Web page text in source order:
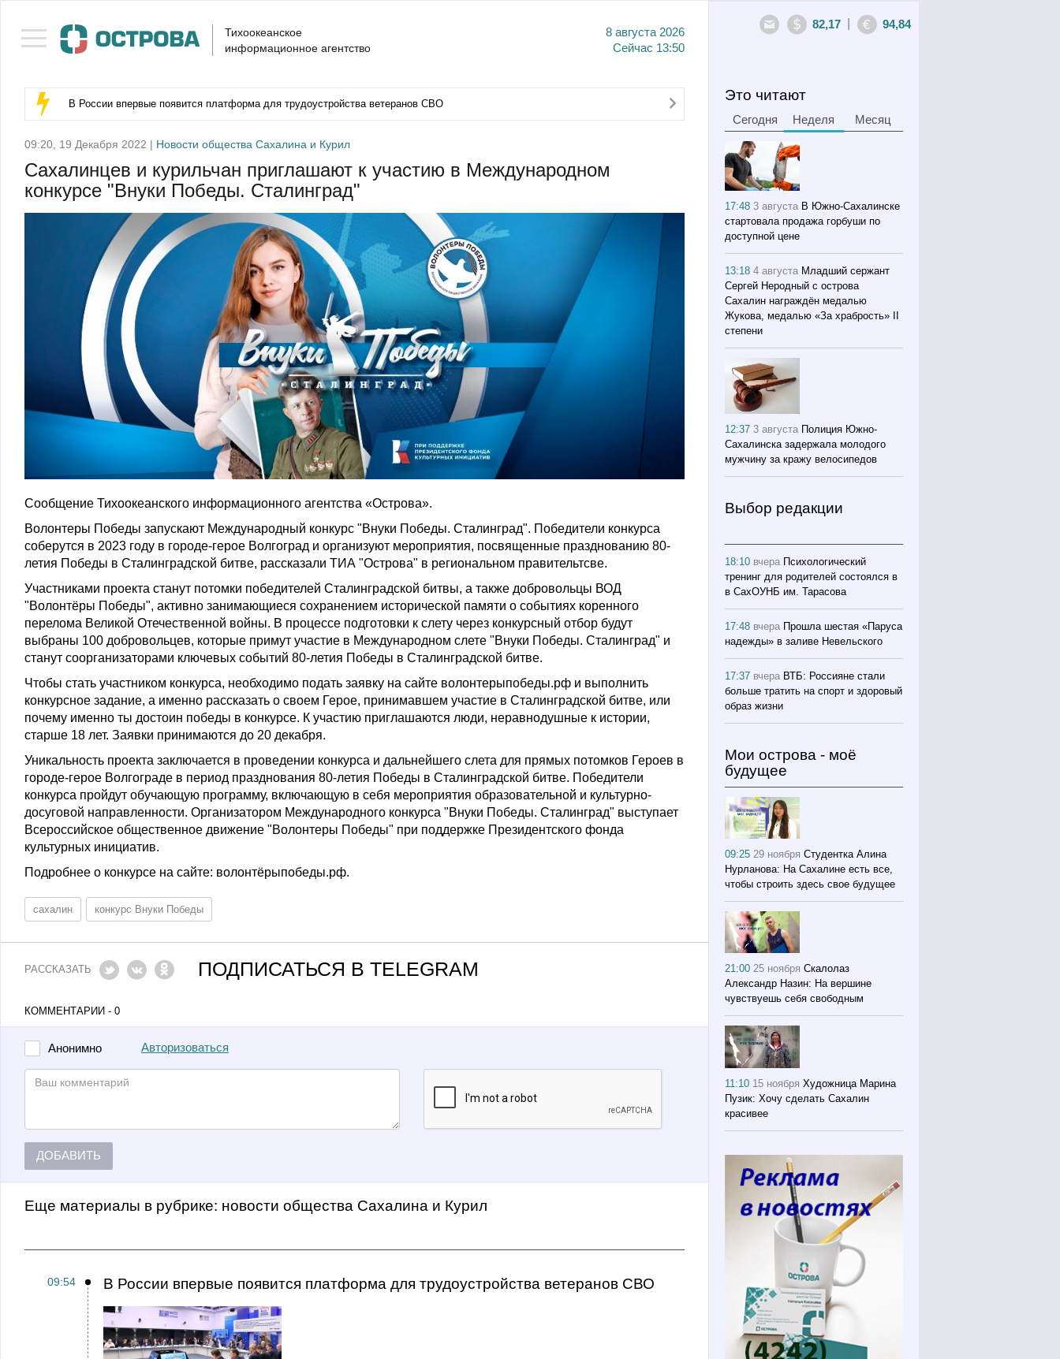
Тихоокеанское
информационное агентство
8 августа 2026
Сейчас 13:50
82,17 94,84
В России впервые появится платформа для трудоустройства ветеранов СВО
09:20, 19 Декабря 2022 | Новости общества Сахалина и Курил
Сахалинцев и курильчан приглашают к участию в Международном
конкурсе "Внуки Победы. Сталинград"
Сообщение Тихоокеанского информационного агентства «Острова».
Волонтеры Победы запускают Международный конкурс "Внуки Победы. Сталинград". Победители конкурса
соберутся в 2023 году в городе-герое Волгоград и организуют мероприятия, посвященные празднованию 80-
летия Победы в Сталинградской битве, рассказали ТИА "Острова" в региональном правительтсве.
Участниками проекта станут потомки победителей Сталинградской битвы, а также добровольцы ВОД
"Волонтёры Победы", активно занимающиеся сохранением исторической памяти о событиях коренного
перелома Великой Отечественной войны. В процессе подготовки к слету через конкурсный отбор будут
выбраны 100 добровольцев, которые примут участие в Международном слете "Внуки Победы. Сталинград" и
станут соорганизаторами ключевых событий 80-летия Победы в Сталинградской битве.
Чтобы стать участником конкурса, необходимо подать заявку на сайте волонтерыпобеды.рф и выполнить
конкурсное задание, а именно рассказать о своем Герое, принимавшем участие в Сталинградской битве, или
почему именно ты достоин победы в конкурсе. К участию приглашаются люди, неравнодушные к истории,
старше 18 лет. Заявки принимаются до 20 декабря.
Уникальность проекта заключается в проведении конкурса и дальнейшего слета для прямых потомков Героев в
городе-герое Волгограде в период празднования 80-летия Победы в Сталинградской битве. Победители
конкурса пройдут обучающую программу, включающую в себя мероприятия образовательной и культурно-
досуговой направленности. Организатором Международного конкурса "Внуки Победы. Сталинград" выступает
Всероссийское общественное движение "Волонтеры Победы" при поддержке Президентского фонда
культурных инициатив.
Подробнее о конкурсе на сайте: волонтёрыпобеды.рф.
сахалин конкурс Внуки Победы
РАССКАЗАТЬ ПОДПИСАТЬСЯ В TELEGRAM
КОММЕНТАРИИ - 0
Анонимно Авторизоваться
ДОБАВИТЬ
Еще материалы в рубрике: Новости общества Сахалина и Курил
09:54 В России впервые появится платформа для трудоустройства ветеранов СВО
Это читают
Сегодня Неделя Месяц
17:483 августа В Южно-Сахалинске
стартовала продажа горбуши по
доступной цене
13:184 августа Младший сержант
Сергей Неродный с острова
Сахалин награждён медалью
Жукова, медалью «За храбрость» II
степени
12:373 августа Полиция Южно-
Сахалинска задержала молодого
мужчину за кражу велосипедов
Выбор редакции
18:10 вчера Психологический
тренинг для родителей состоялся в
в СахОУНБ им. Тарасова
17:48 вчера Прошла шестая «Паруса
надежды» в заливе Невельского
17:37 вчера ВТБ: Россияне стали
больше тратить на спорт и здоровый
образ жизни
Мои острова - моё
будущее
09:2529 ноября Студентка Алина
Нурланова: На Сахалине есть все,
чтобы строить здесь свое будущее
21:0025 ноября Скалолаз
Александр Назин: На вершине
чувствуешь себя свободным
11:10 15 ноября Художница Марина
Пузик: Хочу сделать Сахалин
красивее